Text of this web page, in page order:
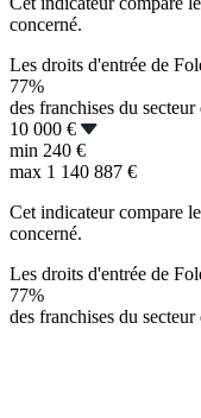
concerné.
Les droits d'entrée de
77%
des franchises du
10 000 €
min 240 €
max 1 140 887 €
Cet indicateur compare
concerné.
Les droits d'entrée de
77%
des franchises du